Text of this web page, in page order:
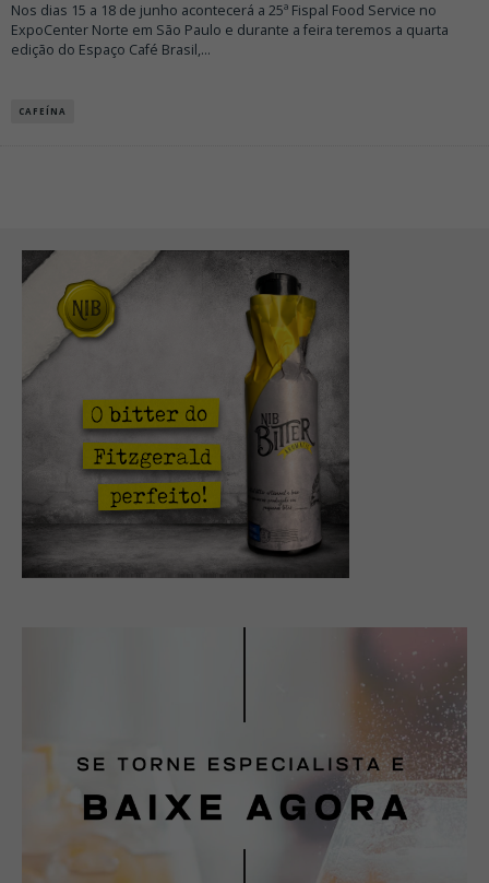
Nos dias 15 a 18 de junho acontecerá a 25ª Fispal Food Service no
ExpoCenter Norte em São Paulo e durante a feira teremos a quarta
edição do Espaço Café Brasil,...
CAFEÍNA